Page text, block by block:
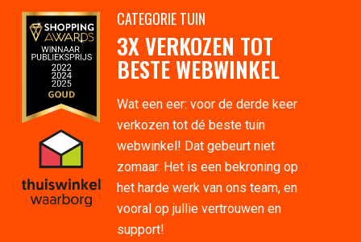
CATEGORIE TUIN
3X VERKOZEN TOT
BESTE WEBWINKEL
Wat een eer: voor de derde keer
verkozen tot dé beste tuin
webwinkel! Dat gebeurt niet
zomaar. Het is een bekroning op
het harde werk van ons team, en
vooral op jullie vertrouwen en
support!